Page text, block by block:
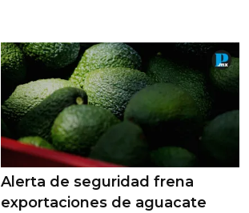
Alerta de seguridad frena
exportaciones de aguacate